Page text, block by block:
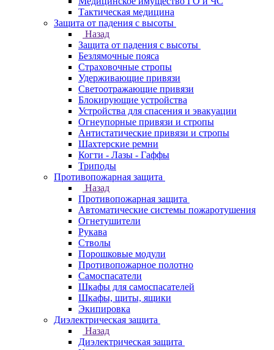
Тактическая медицина
Защита от падения с высоты
Назад
Защита от падения с высоты
Безлямочные пояса
Страховочные стропы
Удерживающие привязи
Светоотражающие привязи
Блокирующие устройства
Устройства для спасения и эвакуации
Огнеупорные привязи и стропы
Антистатические привязи и стропы
Шахтерские ремни
Когти - Лазы - Гаффы
Триподы
Противопожарная защита
Назад
Противопожарная защита
Автоматические системы пожаротушения
Огнетушители
Рукава
Стволы
Порошковые модули
Противопожарное полотно
Самоспасатели
Шкафы для самоспасателей
Шкафы, щиты, ящики
Экипировка
Диэлектрическая защита
Назад
Диэлектрическая защита